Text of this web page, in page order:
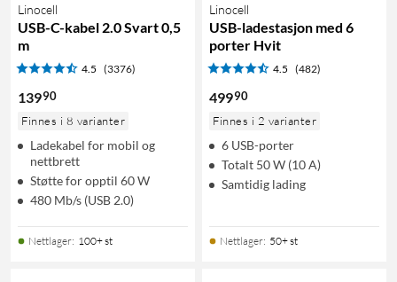
Linocell
USB-C-kabel 2.0 Svart 0,5
m
4.5 (3376)
13990
Finnes i 8 varianter
Ladekabel for mobil og
nettbrett
Støtte for opptil 60 W
480 Mb/s (USB 2.0)
Nettlager: 100+ st
Linocell
USB-ladestasjon med 6
porter Hvit
4.5 (482)
49990
Finnes i 2 varianter
6 USB-porter
Totalt 50 W (10 A)
Samtidig lading
Nettlager: 50+ st